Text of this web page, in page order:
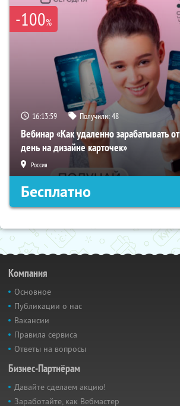
-100%
16:13:58 Получили:48
Вебинар «Как удаленно зарабатывать
день на дизайне карточек»
Россия
Бесплатно
Компания
Основное
Публикации о нас
Вакансии
Правила сервиса
Ответы на вопросы
Бизнес-Партнёрам
Давайте сделаем акцию!
Заработайте, как Вебмастер